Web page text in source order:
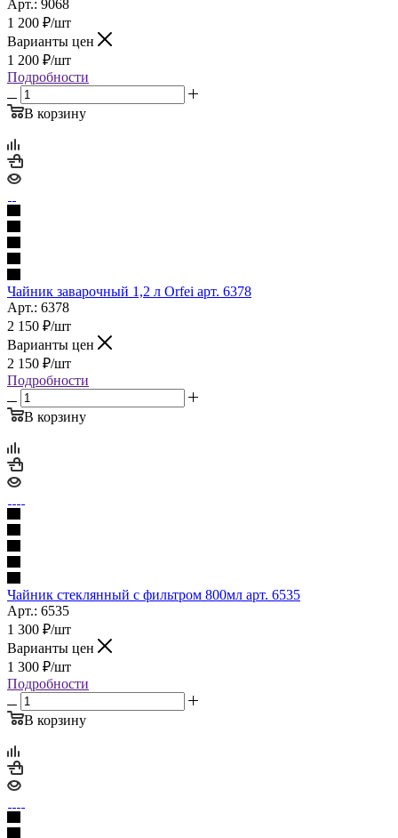
Арт.: 9068
1 200 ₽/шт
Варианты цен
1 200 ₽/шт
Подробности
В корзину
Чайник заварочный 1,2 л Orfei арт. 6378
Арт.: 6378
2 150 ₽/шт
Варианты цен
2 150 ₽/шт
Подробности
В корзину
Чайник стеклянный с фильтром 800мл арт. 6535
Арт.: 6535
1 300 ₽/шт
Варианты цен
1 300 ₽/шт
Подробности
В корзину